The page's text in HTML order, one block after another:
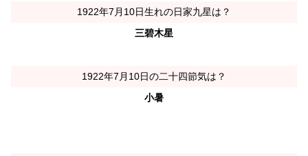
1922年7月10日生れの日家九星は？
三碧木星
1922年7月10日の二十四節気は？
小暑